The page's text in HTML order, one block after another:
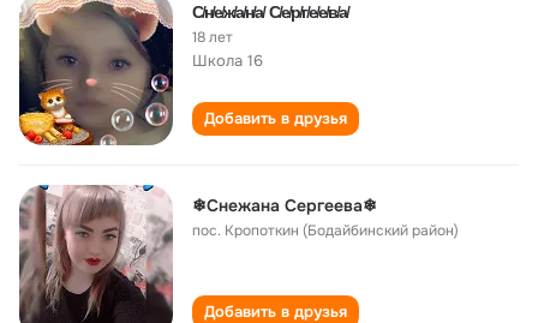
С̸н̸е̸ж̸а̸н̸а̸ С̸е̸р̸г̸е̸е̸в̸а̸
18 лет
Школа 16
Добавить в друзья
❄Снежана Сергеева❄
пос. Кропоткин (Бодайбинский район)
Добавить в друзья